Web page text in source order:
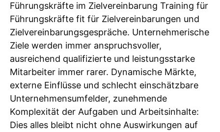
Führungskräfte im Zielvereinbarung Training für
Führungskräfte fit für Zielvereinbarungen und
Zielvereinbarungsgespräche. Unternehmerische
Ziele werden immer anspruchsvoller,
ausreichend qualifizierte und leistungsstarke
Mitarbeiter immer rarer. Dynamische Märkte,
externe Einflüsse und schlecht einschätzbare
Unternehmensumfelder, zunehmende
Komplexität der Aufgaben und Arbeitsinhalte:
Dies alles bleibt nicht ohne Auswirkungen auf